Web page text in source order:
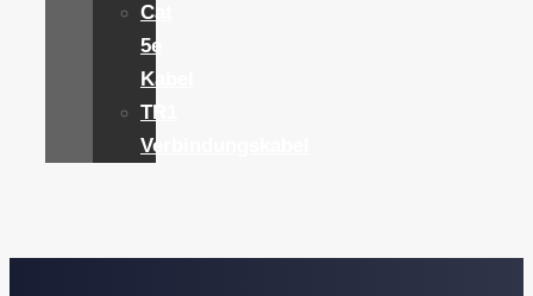
Cat
5e
Kabel
TR1
Verbindungskabel